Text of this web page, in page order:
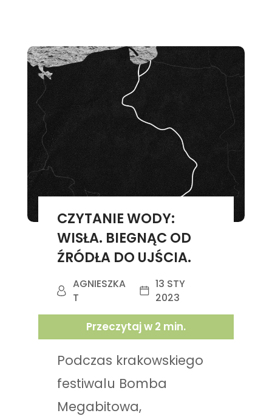
CZYTANIE WODY:
WISŁA. BIEGNĄC OD
ŹRÓDŁA DO UJŚCIA.
AGNIESZKA
T
13 STY
2023
Przeczytaj w 2 min.
Podczas krakowskiego
festiwalu Bomba
Megabitowa,